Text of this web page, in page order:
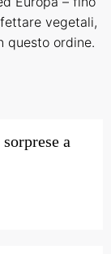
vegetali,
questo ordine.
a